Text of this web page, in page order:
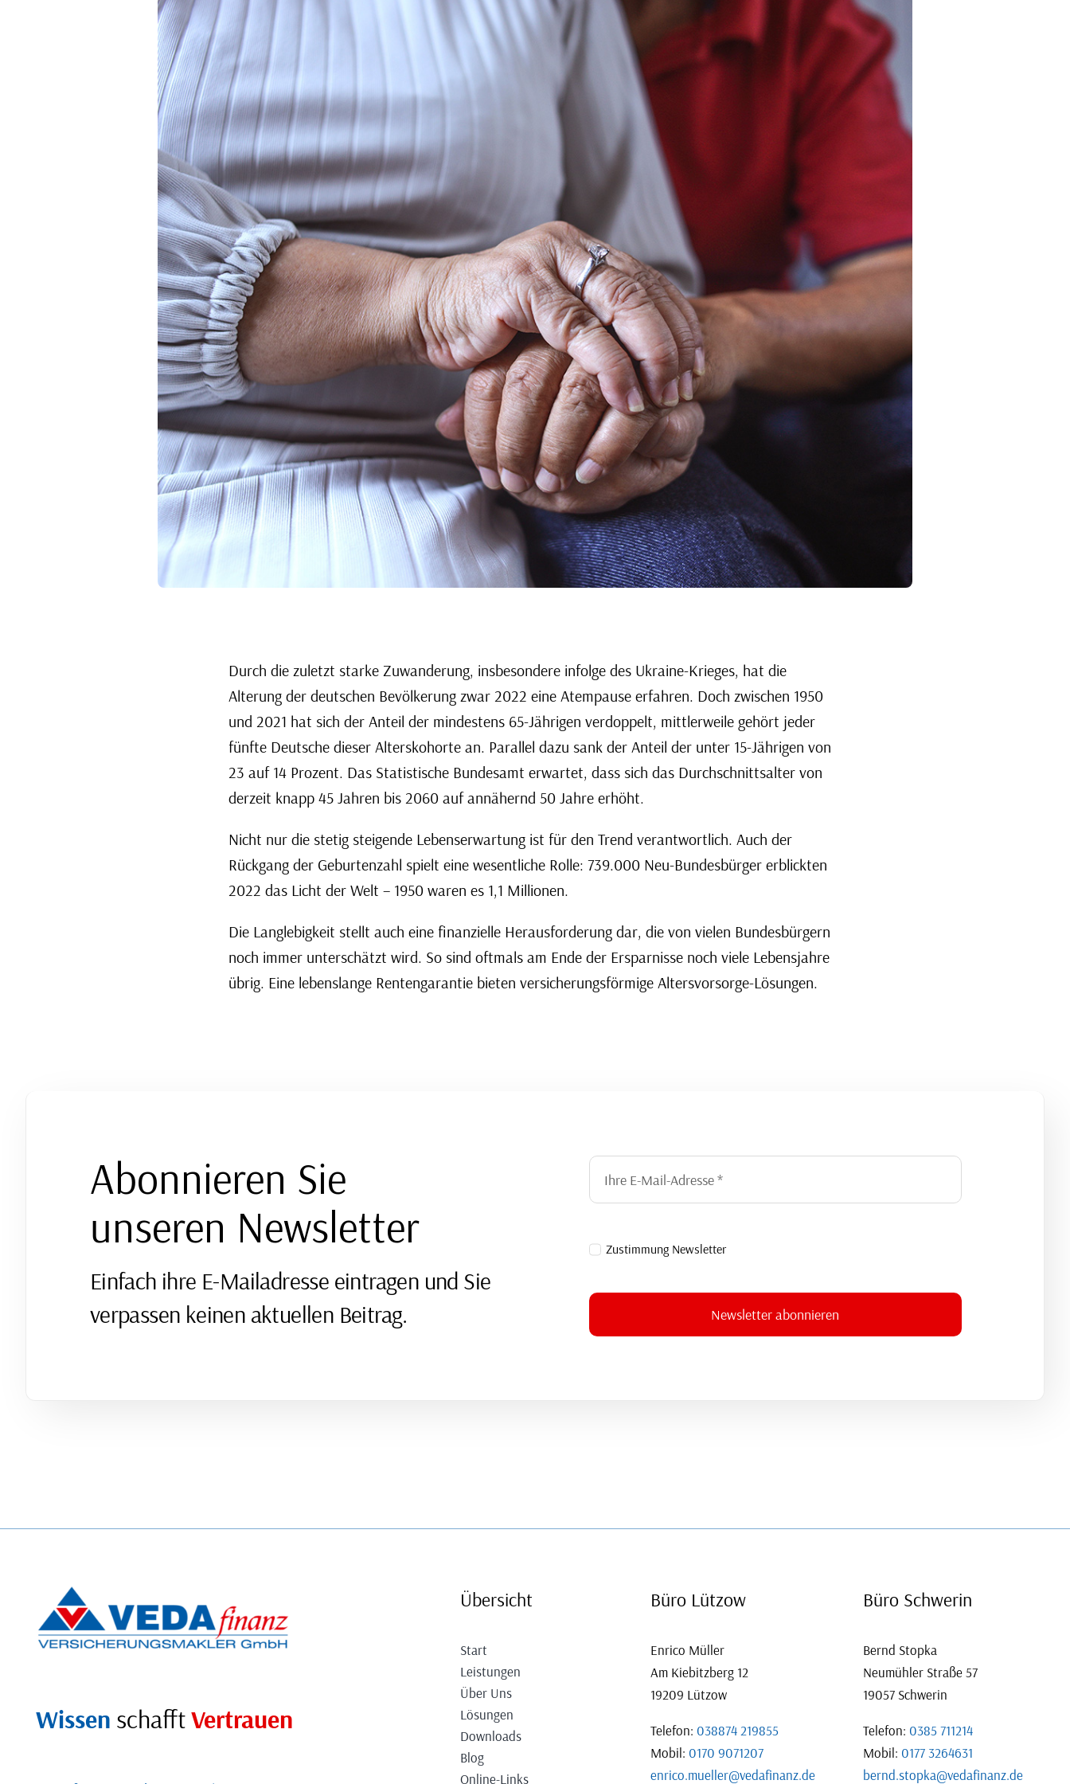
Durch die zuletzt starke Zuwanderung, insbesondere infolge des Ukraine-Krieges, hat die
Alterung der deutschen Bevölkerung zwar 2022 eine Atempause erfahren. Doch zwischen 1950
und 2021 hat sich der Anteil der mindestens 65-Jährigen verdoppelt, mittlerweile gehört jeder
fünfte Deutsche dieser Alterskohorte an. Parallel dazu sank der Anteil der unter 15-Jährigen von
23 auf 14 Prozent. Das Statistische Bundesamt erwartet, dass sich das Durchschnittsalter von
derzeit knapp 45 Jahren bis 2060 auf annähernd 50 Jahre erhöht.
Nicht nur die stetig steigende Lebenserwartung ist für den Trend verantwortlich. Auch der
Rückgang der Geburtenzahl spielt eine wesentliche Rolle: 739.000 Neu-Bundesbürger erblickten
2022 das Licht der Welt – 1950 waren es 1,1 Millionen.
Die Langlebigkeit stellt auch eine finanzielle Herausforderung dar, die von vielen Bundesbürgern
noch immer unterschätzt wird. So sind oftmals am Ende der Ersparnisse noch viele Lebensjahre
übrig. Eine lebenslange Rentengarantie bieten versicherungsförmige Altersvorsorge-Lösungen.
Abonnieren Sie
unseren Newsletter
Einfach ihre E-Mailadresse eintragen und Sie
verpassen keinen aktuellen Beitrag.
Zustimmung Newsletter
Newsletter abonnieren
Wissen schafftVertrauen
Übersicht
Start
Leistungen
Über Uns
Lösungen
Downloads
Blog
Online-Links
Büro Lützow
Enrico Müller
Am Kiebitzberg 12
19209 Lützow
Telefon: 038874 219855
Mobil: 0170 9071207
enrico.mueller@vedafinanz.de
Büro Schwerin
Bernd Stopka
Neumühler Straße 57
19057 Schwerin
Telefon: 0385 711214
Mobil: 0177 3264631
bernd.stopka@vedafinanz.de